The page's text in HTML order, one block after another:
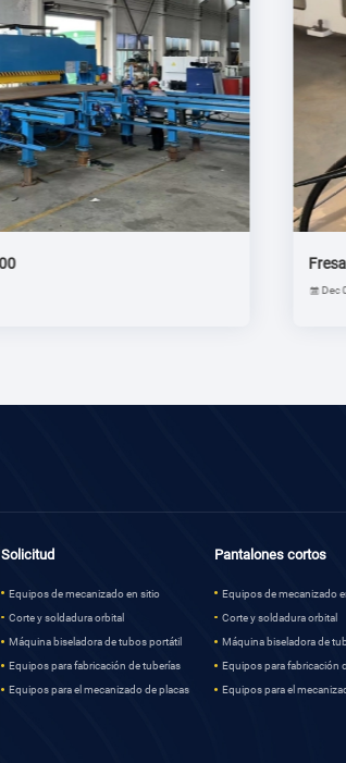
Fresadora de bordes biselados
Solicitud
Equipos de mecanizado en sitio
Corte y soldadura orbital
Máquina biseladora de tubos portátil
Equipos para fabricación de tuberías
Equipos para el mecanizado de placas
Pantalones cortos
Equipos de mecanizado
Corte y soldadura orbital
Máquina biseladora de
Equipos para fabricación
Equipos para el